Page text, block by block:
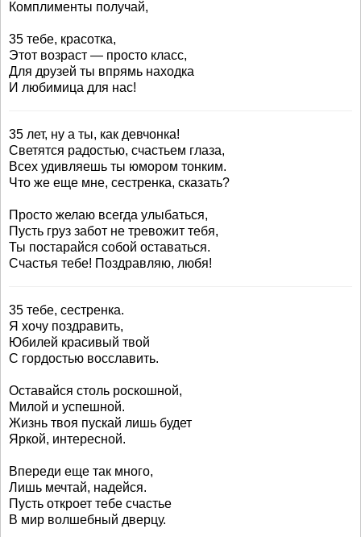
Комплименты получай,
35 тебе, красотка,
Этот возраст — просто класс,
Для друзей ты впрямь находка
И любимица для нас!
35 лет, ну а ты, как девчонка!
Светятся радостью, счастьем глаза,
Всех удивляешь ты юмором тонким.
Что же еще мне, сестренка, сказать?
Просто желаю всегда улыбаться,
Пусть груз забот не тревожит тебя,
Ты постарайся собой оставаться.
Счастья тебе! Поздравляю, любя!
35 тебе, сестренка.
Я хочу поздравить,
Юбилей красивый твой
С гордостью восславить.
Оставайся столь роскошной,
Милой и успешной.
Жизнь твоя пускай лишь будет
Яркой, интересной.
Впереди еще так много,
Лишь мечтай, надейся.
Пусть откроет тебе счастье
В мир волшебный дверцу.